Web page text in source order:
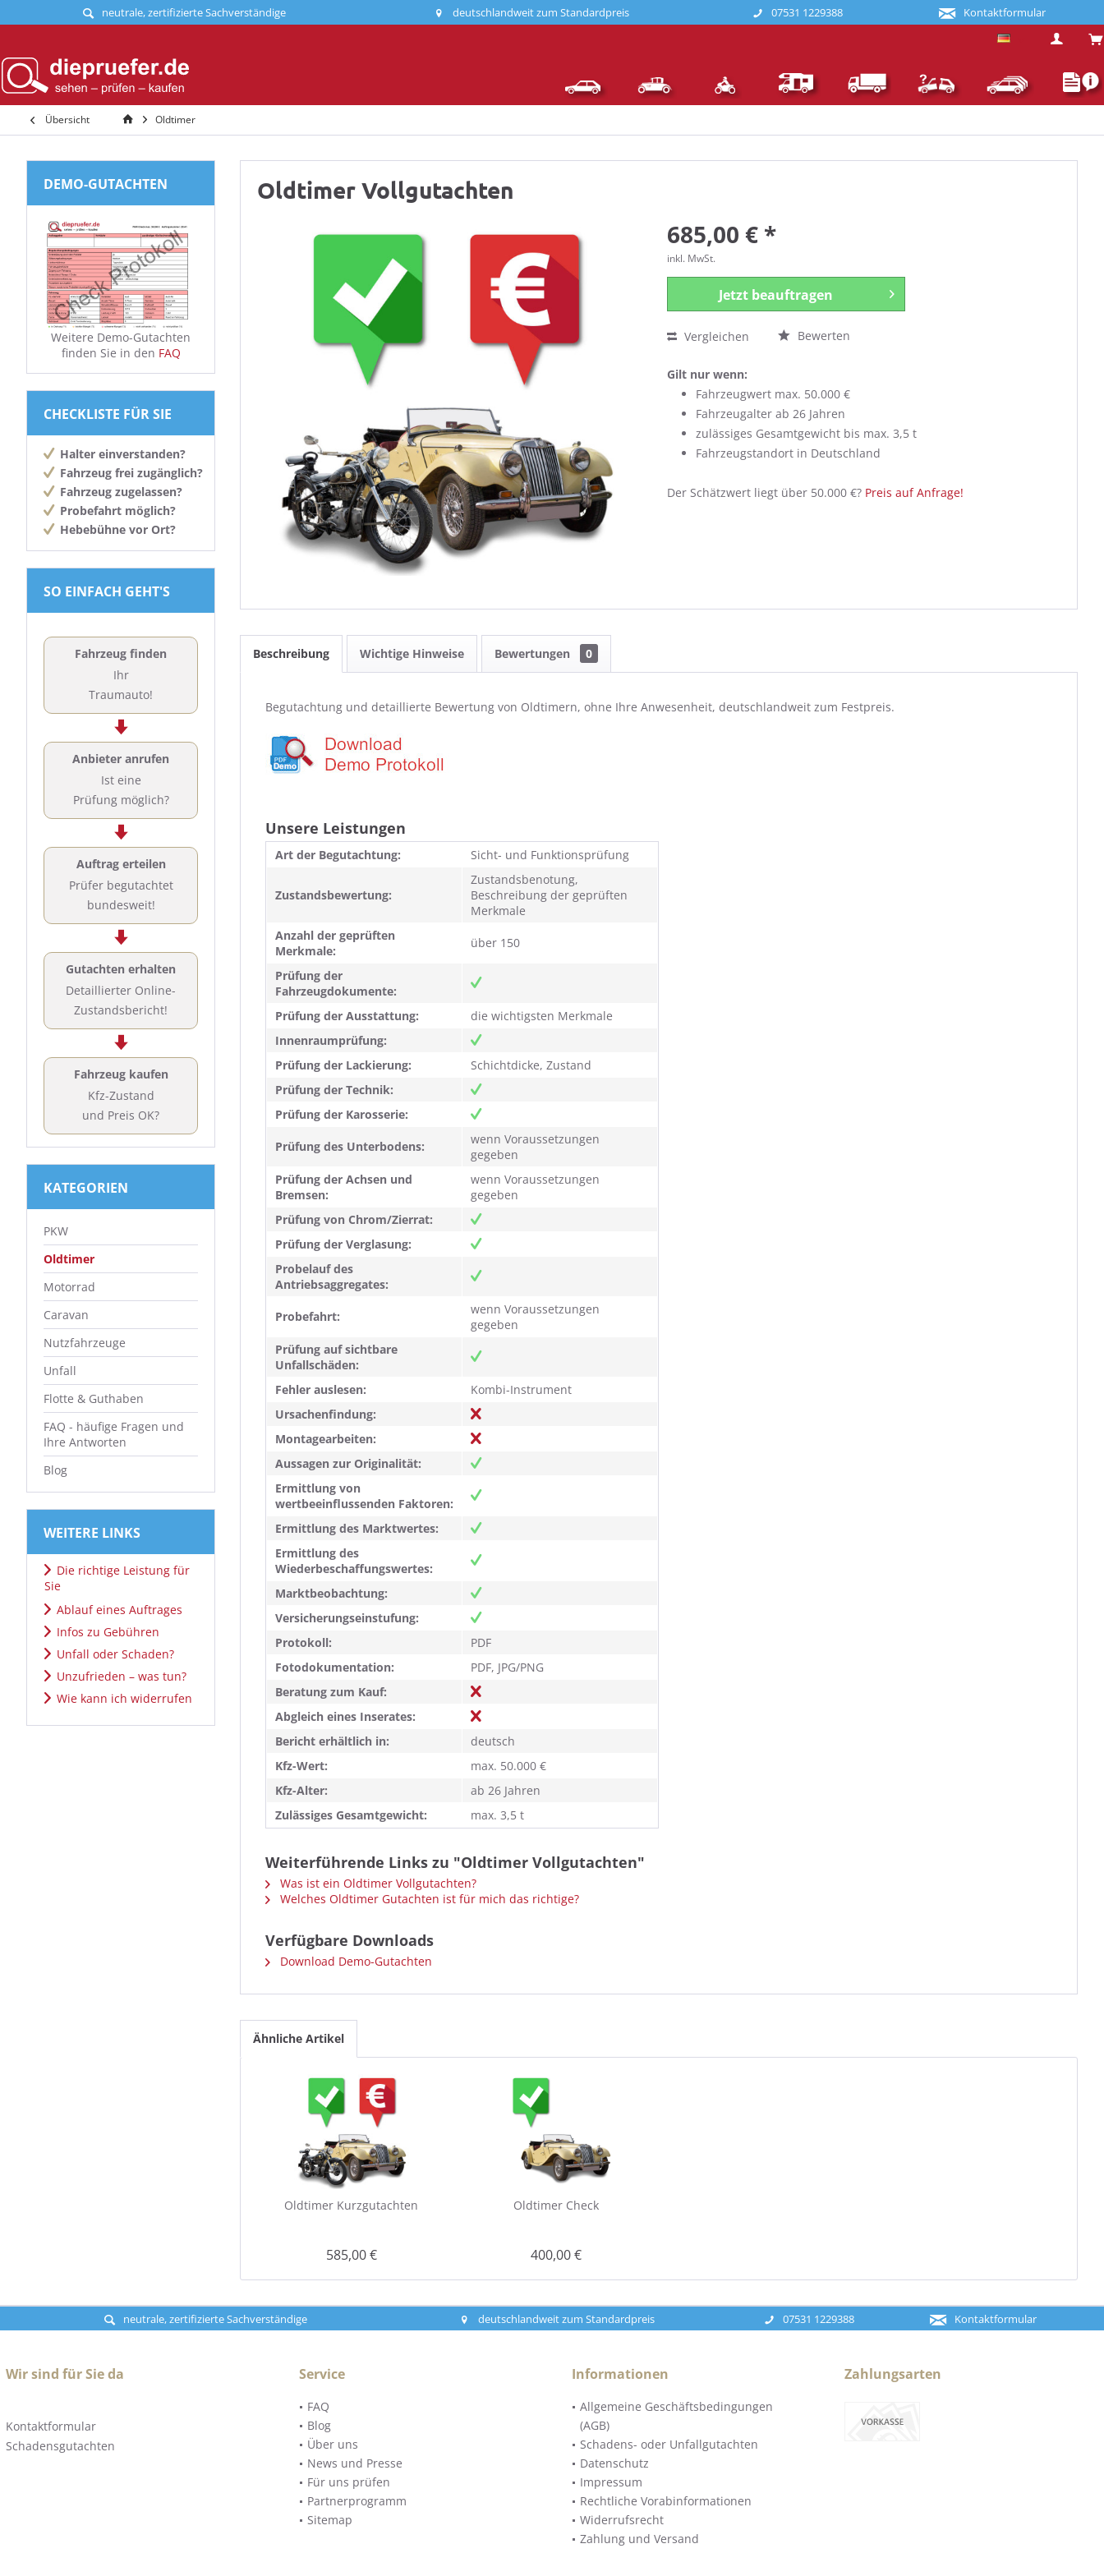
neutrale, zertifizierte Sachverständige deutschlandweit zum Standardpreis 07531 1229388 Kontaktformular
Deutsch
Übersicht Oldtimer
DEMO-GUTACHTEN
Weitere Demo-Gutachten
finden Sie in den FAQ
CHECKLISTE FÜR SIE
Halter einverstanden?
Fahrzeug frei zugänglich?
Fahrzeug zugelassen?
Probefahrt möglich?
Hebebühne vor Ort?
SO EINFACH GEHT'S
Fahrzeug finden
Ihr
Traumauto!
Anbieter anrufen
Ist eine
Prüfung möglich?
Auftrag erteilen
Prüfer begutachtet
bundesweit!
Gutachten erhalten
Detaillierter Online-
Zustandsbericht!
Fahrzeug kaufen
Kfz-Zustand
und Preis OK?
KATEGORIEN
PKW
Oldtimer
Motorrad
Caravan
Nutzfahrzeuge
Unfall
Flotte & Guthaben
FAQ - häufige Fragen und
Ihre Antworten
Blog
WEITERE LINKS
Die richtige Leistung für
Sie
Ablauf eines Auftrages
Infos zu Gebühren
Unfall oder Schaden?
Unzufrieden – was tun?
Wie kann ich widerrufen
Oldtimer Vollgutachten
685,00 € *
inkl. MwSt.
Jetzt beauftragen
Vergleichen Bewerten
Gilt nur wenn:
Fahrzeugwert max. 50.000 €
Fahrzeugalter ab 26 Jahren
zulässiges Gesamtgewicht bis max. 3,5 t
Fahrzeugstandort in Deutschland
Der Schätzwert liegt über 50.000 €? Preis auf Anfrage!
Beschreibung Wichtige Hinweise Bewertungen 0
Begutachtung und detaillierte Bewertung von Oldtimern, ohne Ihre Anwesenheit, deutschlandweit zum Festpreis.
Unsere Leistungen
Art der Begutachtung: Sicht- und Funktionsprüfung
Zustandsbewertung:
Zustandsbenotung,
Beschreibung der geprüften
Merkmale
Anzahl der geprüften
Merkmale:
über 150
Prüfung der
Fahrzeugdokumente:
Prüfung der Ausstattung:
die wichtigsten Merkmale
Innenraumprüfung:
Prüfung der Lackierung:
Schichtdicke, Zustand
Prüfung der Technik:
Prüfung der Karosserie:
Prüfung des Unterbodens:
wenn Voraussetzungen
gegeben
Prüfung der Achsen und
Bremsen:
wenn Voraussetzungen
gegeben
Prüfung von Chrom/Zierrat:
Prüfung der Verglasung:
Probelauf des
Antriebsaggregates:
Probefahrt:
wenn Voraussetzungen
gegeben
Prüfung auf sichtbare
Unfallschäden:
Fehler auslesen:
Kombi-Instrument
Ursachenfindung:
Montagearbeiten:
Aussagen zur Originalität:
Ermittlung von
wertbeeinflussenden Faktoren:
Ermittlung des Marktwertes:
Ermittlung des
Wiederbeschaffungswertes:
Marktbeobachtung:
Versicherungseinstufung:
Protokoll:
PDF
Fotodokumentation:
PDF, JPG/PNG
Beratung zum Kauf:
Abgleich eines Inserates:
Bericht erhältlich in:
deutsch
Kfz-Wert:
max. 50.000 €
Kfz-Alter:
ab 26 Jahren
Zulässiges Gesamtgewicht:
max. 3,5 t
Weiterführende Links zu "Oldtimer Vollgutachten"
Was ist ein Oldtimer Vollgutachten?
Welches Oldtimer Gutachten ist für mich das richtige?
Verfügbare Downloads
Download Demo-Gutachten
Ähnliche Artikel
Oldtimer Kurzgutachten
585,00 €
Oldtimer Check
400,00 €
neutrale, zertifizierte Sachverständige deutschlandweit zum Standardpreis 07531 1229388 Kontaktformular
Wir sind für Sie da
Kontaktformular
Schadensgutachten
Service
FAQ
Blog
Über uns
News und Presse
Für uns prüfen
Partnerprogramm
Sitemap
Informationen
Allgemeine Geschäftsbedingungen
(AGB)
Schadens- oder Unfallgutachten
Datenschutz
Impressum
Rechtliche Vorabinformationen
Widerrufsrecht
Zahlung und Versand
Zahlungsarten